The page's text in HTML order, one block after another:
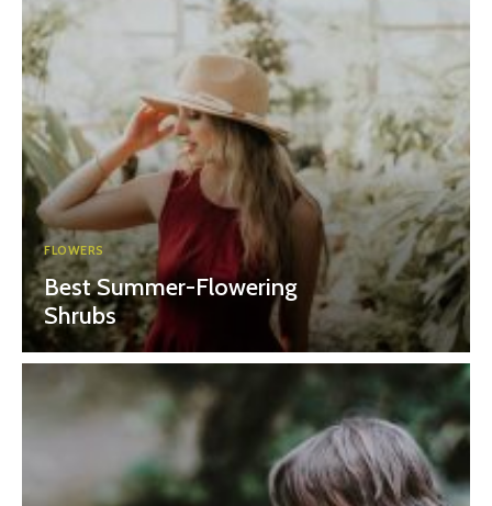
FLOWERS
Best Summer-Flowering
Shrubs